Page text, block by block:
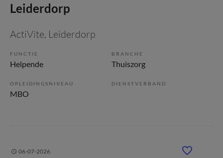
Leiderdorp
ActiVite, Leiderdorp
FUNCTIE
Helpende
BRANCHE
Thuiszorg
OPLEIDINGSNIVEAU
MBO
DIENSTVERBAND
06-07-2026